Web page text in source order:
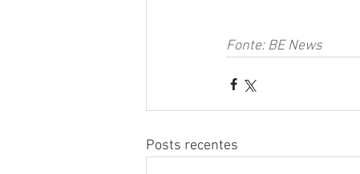
Fonte: BE News
Posts recentes